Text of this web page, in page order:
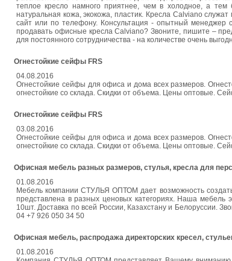
теплое кресло намного приятнее, чем в холодное, а
натуральная кожа, экокожа, пластик. Кресла Calviano
сайт или по телефону. Консультация - опытный
продавать офисные кресла Calviano? Звоните, пишите –
для постоянного сотрудничества - на количестве очень
Огнестойкие сейфы FRS
04.08.2016
Огнестойкие сейфы для офиса и дома всех размеров.
огнестойкие со склада. Скидки от объема. Цены оптовые.
Огнестойкие сейфы FRS
03.08.2016
Огнестойкие сейфы для офиса и дома всех размеров.
огнестойкие со склада. Скидки от объема. Цены оптовые.
Офисная мебель разных размеров, стулья, кресла для
01.08.2016
Мебель компании СТУЛЬЯ ОПТОМ дает возможность
представлена в разных ценовых категориях. Наша мебель
10шт. Доставка по всей России, Казахстану и Белоруссии.
04 +7 926 050 34 50
Офисная мебель, распродажа директорских кресел,
01.08.2016